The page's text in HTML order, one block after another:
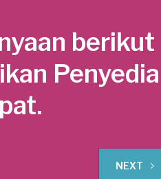
berikut
Penyedia
NEXT